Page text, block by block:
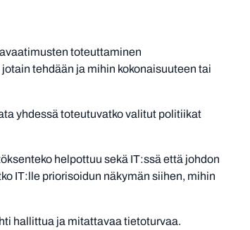
toteuttaminen
tehdään ja mihin kokonaisuuteen tai
yhdessä toteutuvatko valitut politiikat
helpottuu sekä IT:ssä että johdon
IT:lle priorisoidun näkymän siihen, mihin
hallittua ja mitattavaa tietoturvaa.